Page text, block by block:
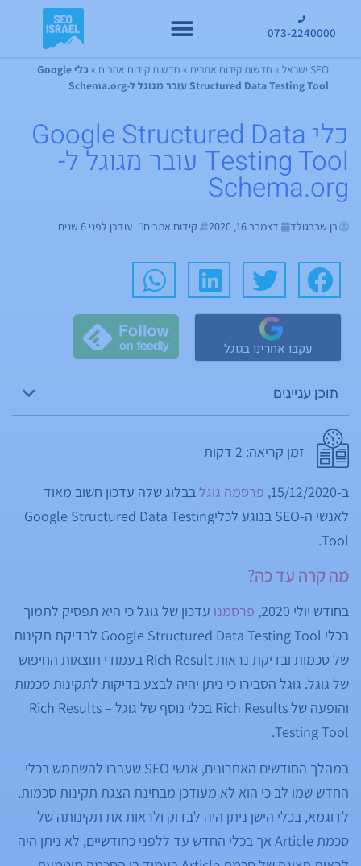
073-2240000
SEO ישראל » חדשות קידום אתרים » חדשות קידום אתרים »
כלי Google
Structured Data Testing Tool עובר מגוגל ל-Schema.org
כלי Google Structured Data
Testing Tool עובר מגוגל ל-
Schema.org
רן שברגולד דצמבר 16, 2020 קידום אתרים עודכן לפני 6 שנים
עקבו אחרינו בגוגל
תוכן עניינים
זמן קריאה: 2 דקות
ב-15/12/2020, פרסמה גוגלבבלוג שלה עדכון חשוב מאוד
לאנשי ה-SEO בנוגע לכליGoogle Structured Data Testing
Tool.
מה קרה עד כה?
בחודש יולי 2020, פרסמנו עדכון של גוגל כי היא תפסיק לתמוך
בכלי Google Structured Data Testing Tool לבדיקת תקינות
של סכמות ובדיקת נראות Rich Result בעמודי תוצאות החיפוש
של גוגל. גוגל הסבירו כי ניתן יהיה לבצע בדיקות לתקינות סכמות
והופעה של Rich Results בכלי נוסף של גוגל – Rich Results
Testing Tool.
במהלך החודשים האחרונים, אנשי SEO שעברו להשתמש בכלי
החדש שמו לב כי הוא לא מעודכן מבחינת הצגת תקינות סכמות.
לדוגמא, בכלי הישן ניתן היה לבדוק ולראות את תקינותה של
סכמת Article אך בכלי החדש עד ללפני כחודשיים, לא ניתן היה